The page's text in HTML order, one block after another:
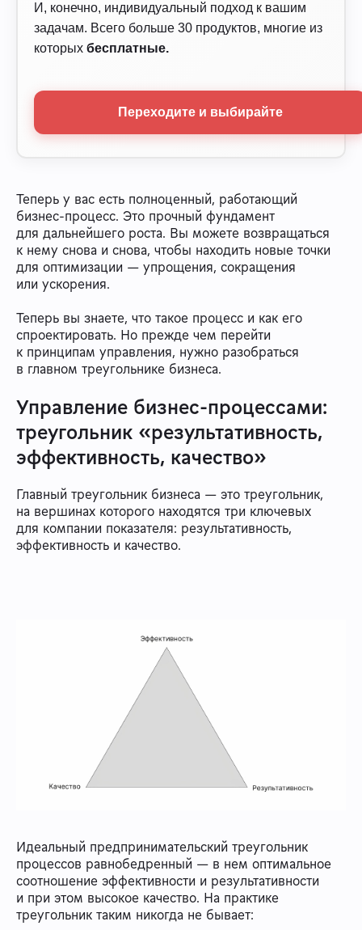
И, конечно, индивидуальный подход к вашим
задачам. Всего больше 30 продуктов, многие из
которых бесплатные.
Переходите и выбирайте
Теперь у вас есть полноценный, работающий
бизнес-процесс. Это прочный фундамент
для дальнейшего роста. Вы можете возвращаться
к нему снова и снова, чтобы находить новые точки
для оптимизации — упрощения, сокращения
или ускорения.
Теперь вы знаете, что такое процесс и как его
спроектировать. Но прежде чем перейти
к принципам управления, нужно разобраться
в главном треугольнике бизнеса.
Управление бизнес-процессами:
треугольник «результативность,
эффективность, качество»
Главный треугольник бизнеса — это треугольник,
на вершинах которого находятся три ключевых
для компании показателя: результативность,
эффективность и качество.
Идеальный предпринимательский треугольник
процессов равнобедренный — в нем оптимальное
соотношение эффективности и результативности
и при этом высокое качество. На практике
треугольник таким никогда не бывает: